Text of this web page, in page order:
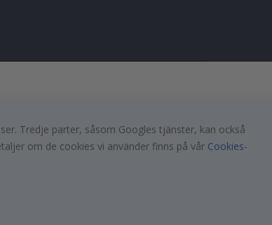
Tredje parter, såsom Googles tjänster, kan också
om de cookies vi använder finns på vår Cookies-